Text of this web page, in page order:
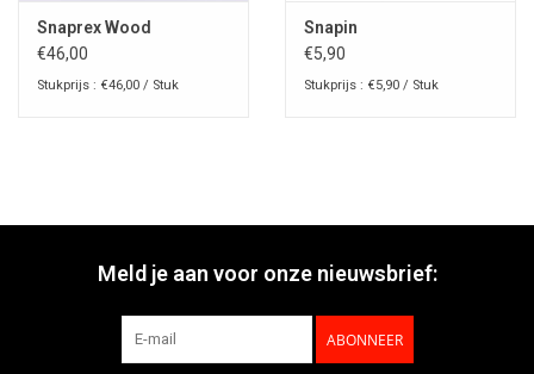
Snaprex Wood
€46,00
Stukprijs : €46,00 / Stuk
Snapin
€5,90
Stukprijs : €5,90 / Stuk
Meld je aan voor onze nieuwsbrief:
ABONNEER